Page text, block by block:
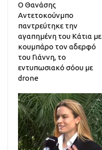
Ο Θανάσης
Αντετοκούνμπο
παντρεύτηκε την
αγαπημένη του Κάτια με
κουμπάρο τον αδερφό
του Γιάννη, το
εντυπωσιακό σόου με
drone